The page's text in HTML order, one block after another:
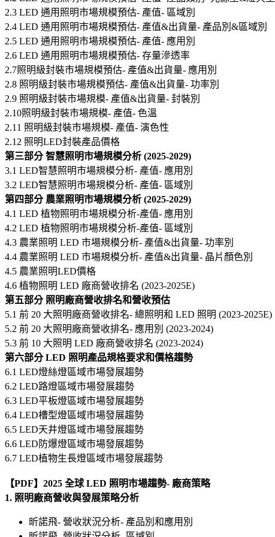
2.3 LED 通用照明市場規模預估- 產值- 區域別
2.4 LED 通用照明市場規模預估- 產值&出貨量- 產品別&區域別
2.5 LED 通用照明市場規模預估- 產值- 應用別
2.6 LED 通用照明市場規模預估- 存量滲透率
2.7照明級封裝市場規模預估- 產值&出貨量- 應用別
2.8 照明級封裝市場規模預估- 產值&出貨量- 功率別
2.9 照明級封裝市場規模- 產值&出貨量- 封裝別
2.10照明級封裝市場規模- 產值- 色溫
2.11 照明級封裝市場規模- 產值- 演色性
2.12 照明LED封裝產品價格
第三部分 智慧照明市場規模分析 (2025-2029)
3.1 LED智慧照明市場規模分析- 產值- 應用別
3.2 LED智慧照明市場規模分析- 產值- 區域別
第四部分 農業照明市場規模分析 (2025-2029)
4.1 LED 植物照明市場規模分析-產值- 應用別
4.2 LED 植物照明市場規模分析-產值- 區域別
4.3 農業照明 LED 市場規模分析- 產值&出貨量- 功率別
4.4 農業照明 LED 市場規模分析- 產值&出貨量- 晶片顏色別
4.5 農業照明LED價格
4.6 植物照明 LED 廠商營收排名 (2023-2025E)
第五部分 照明廠商營收排名和營收預估
5.1 前 20 大照明廠商營收排名- 總照明和 LED 照明 (2023-2025E)
5.2 前 20 大照明廠商營收排名- 應用別 (2023-2024)
5.3 前 10 大照明 LED 廠商營收排名 (2023-2024)
第六部分 LED 照明產品規格要求和價格趨勢
6.1 LED燈絲燈區域市場發展趨勢
6.2 LED路燈區域市場發展趨勢
6.3 LED平板燈區域市場發展趨勢
6.4 LED槽型燈區域市場發展趨勢
6.5 LED天井燈區域市場發展趨勢
6.6 LED防爆燈區域市場發展趨勢
6.7 LED植物生長燈區域市場發展趨勢
【PDF】2025 全球 LED 照明市場趨勢- 廠商策略
1. 照明廠商營收與發展策略分析
昕諾飛- 營收狀況分析- 產品別和應用別